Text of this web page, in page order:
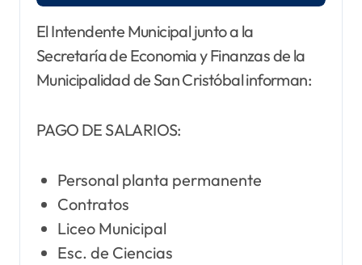
El Intendente Municipal junto a la
Secretaría de Economia y Finanzas de la
Municipalidad de San Cristóbal informan:
PAGO DE SALARIOS:
Personal planta permanente
Contratos
Liceo Municipal
Esc. de Ciencias